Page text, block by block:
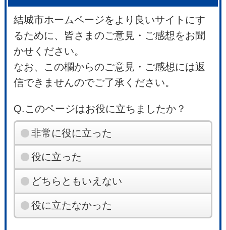
結城市ホームページをより良いサイトにす
るために、皆さまのご意見・ご感想をお聞
かせください。
なお、この欄からのご意見・ご感想には返
信できませんのでご了承ください。
Q.このページはお役に立ちましたか？
非常に役に立った
役に立った
どちらともいえない
役に立たなかった